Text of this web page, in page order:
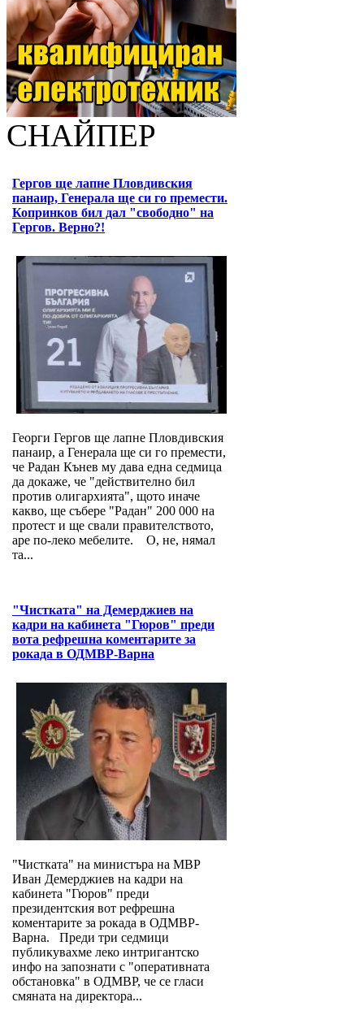
СНАЙПЕР
Гергов ще лапне Пловдивския
панаир, Генерала ще си го премести.
Копринков бил дал "свободно" на
Гергов. Верно?!
Георги Гергов ще лапне Пловдивския
панаир, а Генерала ще си го премести,
че Радан Кънев му дава една седмица
да докаже, че "действително бил
против олигархията", щото иначе
какво, ще събере "Радан" 200 000 на
протест и ще свали правителството,
аре по-леко мебелите. О, не, нямал
та...
"Чистката" на Демерджиев на
кадри на кабинета "Гюров" преди
вота рефрешна коментарите за
рокада в ОДМВР-Варна
"Чистката" на министъра на МВР
Иван Демерджиев на кадри на
кабинета "Гюров" преди
президентския вот рефрешна
коментарите за рокада в ОДМВР-
Варна. Преди три седмици
публикувахме леко интригантско
инфо на запознати с "оперативната
обстановка" в ОДМВР, че се гласи
смяната на директора...